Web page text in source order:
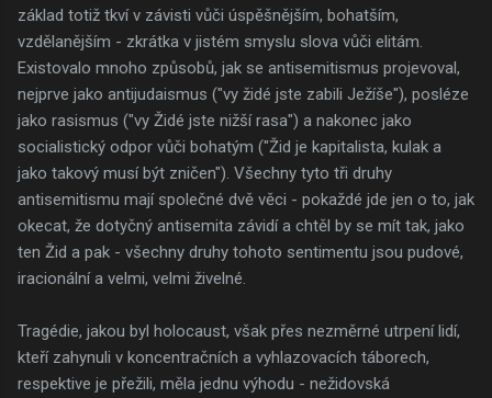
základ totiž tkví v závisti vůči úspěšnějším, bohatším,
vzdělanějším - zkrátka v jistém smyslu slova vůči elitám.
Existovalo mnoho způsobů, jak se antisemitismus projevoval,
nejprve jako antijudaismus ("vy židé jste zabili Ježíše"), posléze
jako rasismus ("vy Židé jste nižší rasa") a nakonec jako
socialistický odpor vůči bohatým ("Žid je kapitalista, kulak a
jako takový musí být zničen"). Všechny tyto tři druhy
antisemitismu mají společné dvě věci - pokaždé jde jen o to, jak
okecat, že dotyčný antisemita závidí a chtěl by se mít tak, jako
ten Žid a pak - všechny druhy tohoto sentimentu jsou pudové,
iracionální a velmi, velmi živelné.
Tragédie, jakou byl holocaust, však přes nezměrné utrpení lidí,
kteří zahynuli v koncentračních a vyhlazovacích táborech,
respektive je přežili, měla jednu výhodu - nežidovská